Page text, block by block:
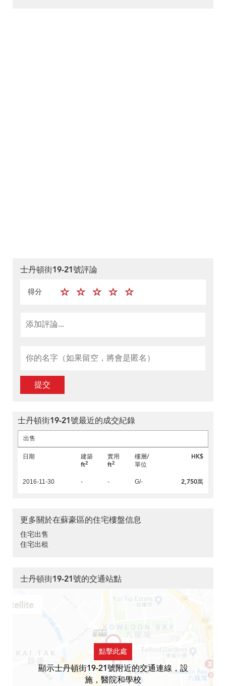
士丹頓街19-21號評論
得分
提交
士丹頓街19-21號最近的成交紀錄
出售
日期
建築
ft2
實用
ft2
樓層/
單位
HK$
2016-11-30 - - G/- 2,750萬
更多關於在蘇豪區的住宅樓盤信息
住宅出售
住宅出租
士丹頓街19-21號的交通站點
點擊此處
顯示士丹頓街19-21號附近的交通連線，設
施，醫院和學校